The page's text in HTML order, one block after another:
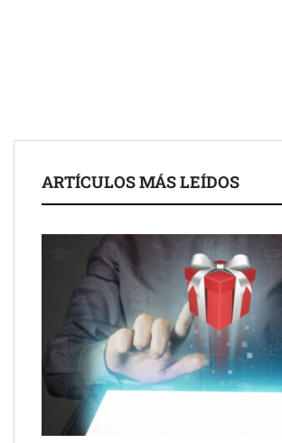
Schaeffler mejora su rentabilidad en el primer
NOVA: innovación y diseño que transforman
mano de Tormo Franquicias
ARTÍCULOS MÁS LEÍDOS